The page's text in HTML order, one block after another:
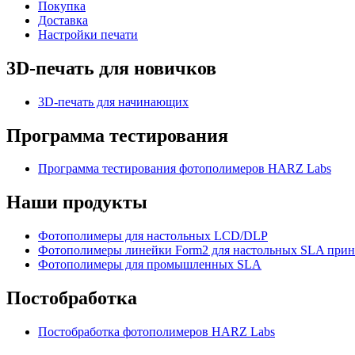
Покупка
Доставка
Настройки печати
3D-печать для новичков
3D-печать для начинающих
Программа тестирования
Программа тестирования фотополимеров HARZ Labs
Наши продукты
Фотополимеры для настольных LCD/DLP
Фотополимеры линейки Form2 для настольных SLA
Фотополимеры для промышленных SLA
Постобработка
Постобработка фотополимеров HARZ Labs